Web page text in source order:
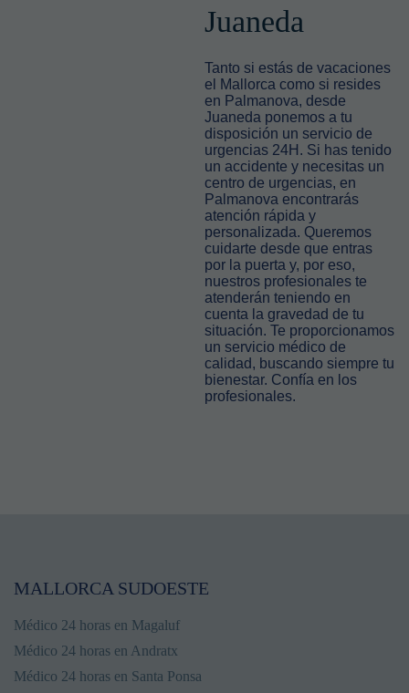
Juaneda
Tanto si estás de vacaciones
el Mallorca como si resides
en Palmanova, desde
Juaneda ponemos a tu
disposición un servicio de
urgencias 24H. Si has tenido
un accidente y necesitas un
centro de urgencias, en
Palmanova encontrarás
atención rápida y
personalizada. Queremos
cuidarte desde que entras
por la puerta y, por eso,
nuestros profesionales te
atenderán teniendo en
cuenta la gravedad de tu
situación. Te proporcionamos
un servicio médico de
calidad, buscando siempre tu
bienestar. Confía en los
profesionales.
MALLORCA SUDOESTE
Médico 24 horas en Magaluf
Médico 24 horas en Andratx
Médico 24 horas en Santa Ponsa